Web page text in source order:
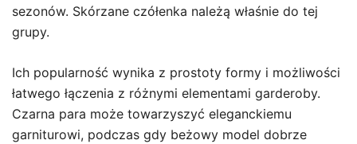
sezonów. Skórzane czółenka należą właśnie do tej
grupy.
Ich popularność wynika z prostoty formy i możliwości
łatwego łączenia z różnymi elementami garderoby.
Czarna para może towarzyszyć eleganckiemu
garniturowi, podczas gdy beżowy model dobrze